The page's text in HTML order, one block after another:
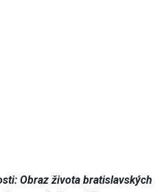
Obraz života bratislavských